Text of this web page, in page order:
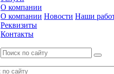
О компании
О компании Новости Наши
Реквизиты
Контакты